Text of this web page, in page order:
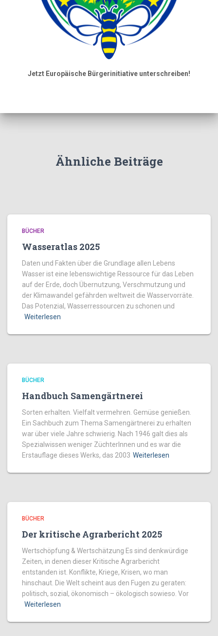
Jetzt Europäische Bürgerinitiative unterschreiben!
Ähnliche Beiträge
BÜCHER
Wasseratlas 2025
Daten und Fakten über die Grundlage allen Lebens
Wasser ist eine lebenswichtige Ressource für das Leben
auf der Erde, doch Übernutzung, Verschmutzung und
der Klimawandel gefährden weltweit die Wasservorräte.
Das Potenzial, Wasserressourcen zu schonen und
Weiterlesen
BÜCHER
Handbuch Samengärtnerei
Sorten erhalten. Vielfalt vermehren. Gemüse genießen.
Ein Sachbuch zum Thema Samengärtnerei zu erhalten
war über viele Jahre schwierig. Nach 1946 galt dies als
Spezialwissen weniger ZüchterInnen und es war die
Erstauflage dieses Werks, das 2003 Weiterlesen
BÜCHER
Der kritische Agrarbericht 2025
Wertschöpfung & Wertschätzung Es sind denkwürdige
Zeiten, in denen dieser Kritische Agrarbericht
entstanden ist. Konflikte, Kriege, Krisen, wo man
hinschaut. Die Welt scheint aus den Fugen zu geraten:
politisch, sozial, ökonomisch – ökologisch sowieso. Vor
Weiterlesen